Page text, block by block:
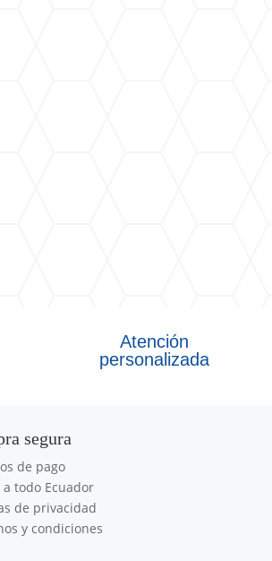
Atención
personalizada
segura
de pago
a todo Ecuador
de privacidad
y condiciones